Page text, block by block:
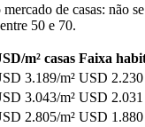
de casas: não
50 e 70.
m² casas Faixa
3.189/m² USD
3.043/m² USD
2.805/m² USD